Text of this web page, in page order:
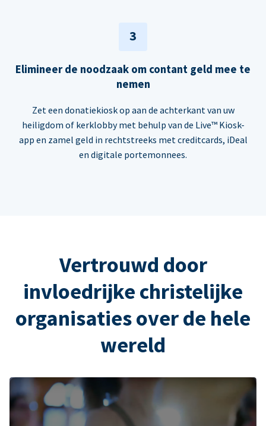
3
Elimineer de noodzaak om contant geld mee te
nemen
Zet een donatiekiosk op aan de achterkant van uw
heiligdom of kerklobby met behulp van de Live™ Kiosk-
app en zamel geld in rechtstreeks met creditcards, iDeal
en digitale portemonnees.
Vertrouwd door
invloedrijke christelijke
organisaties over de hele
wereld